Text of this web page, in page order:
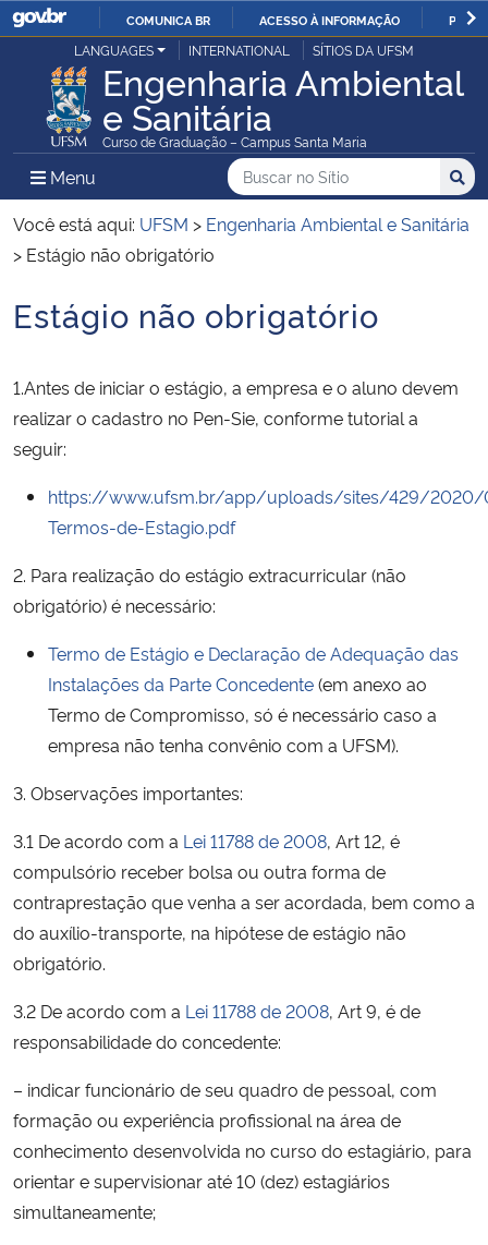
IR
PARA
O
CONTEÚDO
COMUNICA BR ACESSO À INFORMAÇÃO
Ministério da Justiça e Segurança Pública
Ministério da Defesa
Ministério das Relações Exteriores
Ministério da Infraestrutura
Ministério da Agricultura, Pecuária e Abastecimento
Ministério da Educação
Ministério da Cidadania
Ministério de Minas e Energia
Ministério da Ciência, Tecnologia, Inovações e Comunicações
Ministério do Meio Ambiente
Ministério do Turismo
Ministério do Desenvolvimento Regional
Controladoria-Geral da União
Ministério da Mulher, da Família e dos Direitos Humanos
Secretaria de Governo
Gabinete de Segurança Institucional
LANGUAGES INTERNATIONAL SÍTIOS DA UFSM
Engenharia Ambiental
e Sanitária
Curso de Graduação – Campus Santa Maria
Menu Menu Principal do Sítio
Busca
Buscar no no Sítio
Busca:
Você está aqui: UFSM > Engenharia Ambiental e Sanitária
> Estágio não obrigatório
Início do conteúdo
Estágio não obrigatório
1.Antes de iniciar o estágio, a empresa e o aluno devem
realizar o cadastro no Pen-Sie, conforme tutorial a
seguir:
https://www.ufsm.br/app/uploads/sites/429/
Termos-de-Estagio.pdf
2. Para realização do estágio extracurricular (não
obrigatório) é necessário:
Termo de Estágio e Declaração de Adequação das
Instalações da Parte Concedente(em anexo ao
Termo de Compromisso, só é necessário caso a
empresa não tenha convênio com a UFSM).
3. Observações importantes:
3.1 De acordo com a Lei 11788 de 2008, Art 12, é
compulsório receber bolsa ou outra forma de
contraprestação que venha a ser acordada, bem como a
do auxílio-transporte, na hipótese de estágio não
obrigatório.
3.2 De acordo com a Lei 11788 de 2008, Art 9, é de
responsabilidade do concedente:
– indicar funcionário de seu quadro de pessoal, com
formação ou experiência profissional na área de
conhecimento desenvolvida no curso do estagiário, para
orientar e supervisionar até 10 (dez) estagiários
simultaneamente;